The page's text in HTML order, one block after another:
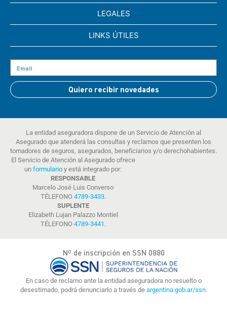
LEGALES
LINKS ÚTILES
Quiero recibir novedades
La entidad aseguradora dispone de un Servicio de Atención al
Asegurado que atenderá las consultas y reclamos que presenten los
tomadores de seguros, asegurados, beneficiarios y/o derechohabientes.
El Servicio de Atención al Asegurado ofrece
un formulario y está integrado por:
RESPONSABLE
Marcelo José Luis Converso
TÉLEFONO 4789-3433.
SUPLENTE
Elizabeth Lujan Palazzo Montiel
TÉLEFONO 4789-3441 .
Nº de inscripción en SSN 0880
En caso de reclamo ante la entidad aseguradora no resuelto o
desestimado, podrá denunciarlo a través de argentina.gob.ar/ssn.